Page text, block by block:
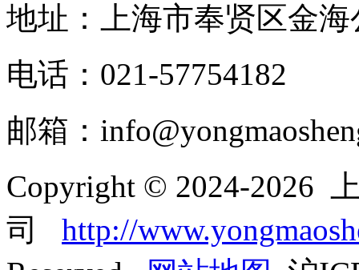
地址：上海市奉贤区金海
电话：021-57754182
邮箱：
Copyright © 2024-2026
司 http://